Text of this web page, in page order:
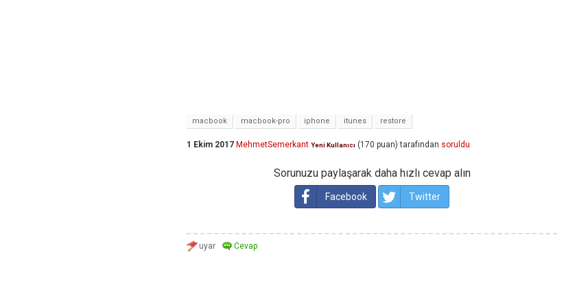
macbook macbook-pro iphone itunes restore
1 Ekim 2017 MehmetSemerkant Yeni Kullanıcı (170 puan) tarafından soruldu
Sorunuzu paylaşarak daha hızlı cevap alın
Facebook Twitter